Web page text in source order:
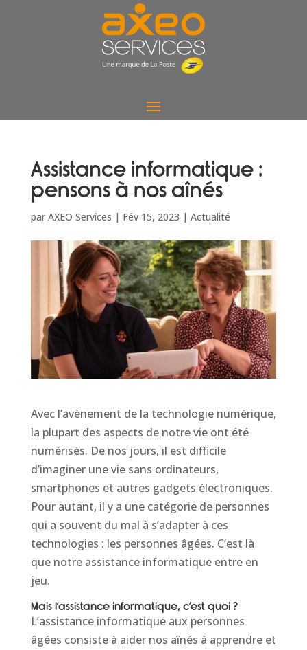
Assistance informatique :
pensons à nos aînés
par AXEO Services | Fév 15, 2023 | Actualité
Avec l’avènement de la technologie numérique,
la plupart des aspects de notre vie ont été
numérisés. De nos jours, il est difficile
d’imaginer une vie sans ordinateurs,
smartphones et autres gadgets électroniques.
Pour autant, il y a une catégorie de personnes
qui a souvent du mal à s’adapter à ces
technologies : les personnes âgées. C’est là
que notre assistance informatique entre en
jeu.
Mais l’assistance informatique, c’est quoi ?
L’assistance informatique aux personnes
âgées consiste à aider nos aînés à apprendre et